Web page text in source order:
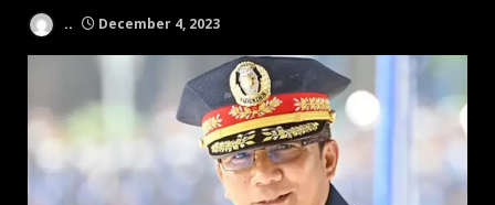
.. December 4, 2023